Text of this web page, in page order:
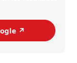
↗️